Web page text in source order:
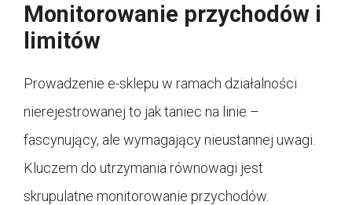
Monitorowanie przychodów i
limitów
Prowadzenie e-sklepu w ramach działalności
nierejestrowanej to jak taniec na linie –
fascynujący, ale wymagający nieustannej uwagi.
Kluczem do utrzymania równowagi jest
skrupulatne monitorowanie przychodów.